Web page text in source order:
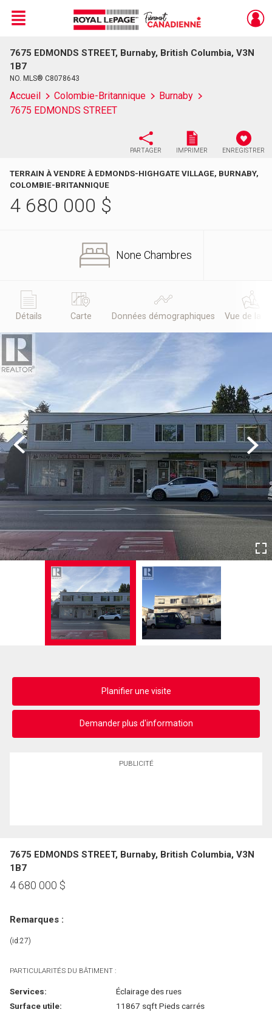
Live
En Direct
Menu
7675 EDMONDS STREET, Burnaby, British Columbia, V3N
1B7
NO. MLS® C8078643
Accueil Colombie-Britannique
Burnaby
7675 EDMONDS STREET
PARTAGER IMPRIMER ENREGISTRER
TERRAIN À VENDRE À EDMONDS-HIGHGATE VILLAGE, BURNABY,
COLOMBIE-BRITANNIQUE
4 680 000 $
None Chambres
Détails Carte Données démographiques Vue de la
Previous Next
Planifier une visite
Demander plus d'information
PUBLICITÉ
7675 EDMONDS STREET, Burnaby, British Columbia, V3N
1B7
4 680 000 $
Remarques :
(id:27)
PARTICULARITÉS DU BÂTIMENT :
Services:
Éclairage des rues
Surface utile:
11867 sqft Pieds carrés